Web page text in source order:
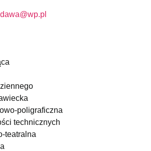
poligraficzna
technicznych
teatralna